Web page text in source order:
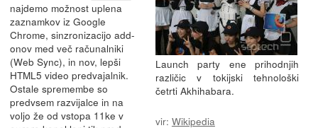
Launch party ene prihodnjih
različic v tokijski tehnološki
četrti Akhihabara.
vir: Wikipedia
najdemo možnost uplena
zaznamkov iz Google
Chrome, sinzronizacijo add-
onov med več računalniki
(Web Sync), in nov, lepši
HTML5 video predvajalnik.
Ostale spremembe so
predvsem razvijalce in na
voljo že od vstopa 11ke v